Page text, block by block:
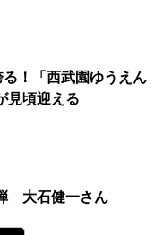
！「西武園ゆうえん
見頃迎える
大石健一さん